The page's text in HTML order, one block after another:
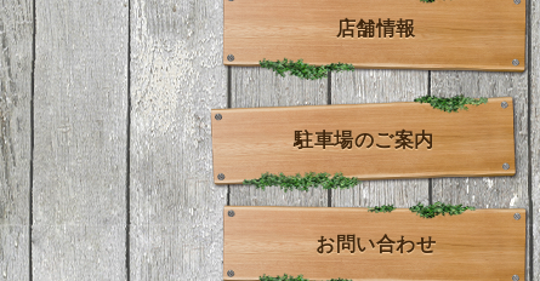
店舗情報
駐車場のご案内
お問い合わせ